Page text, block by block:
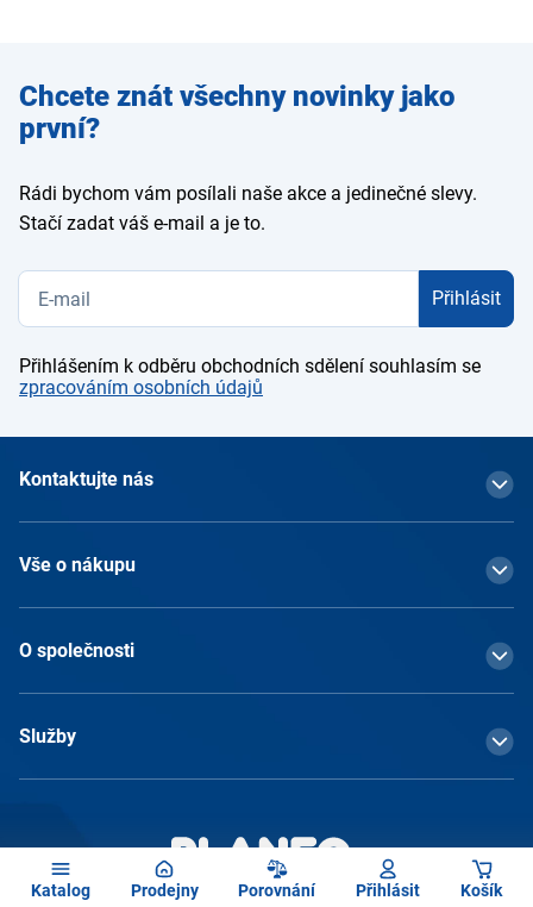
Katalog Prodejny Porovnání Přihlásit Košík
Zadejte
e-mail
Chcete znát všechny novinky jako
první?
Rádi bychom vám posílali naše akce a jedinečné slevy.
Stačí zadat váš e-mail a je to.
Přihlásit
Přihlášením k odběru obchodních sdělení souhlasím se
zpracováním osobních údajů
Kontaktujte nás
Vše o nákupu
O společnosti
Služby